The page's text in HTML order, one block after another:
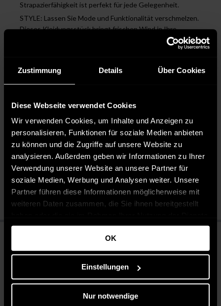
Zustimmung Details Über Cookies
Diese Webseite verwendet Cookies
Wir verwenden Cookies, um Inhalte und Anzeigen zu
personalisieren, Funktionen für soziale Medien anbieten
zu können und die Zugriffe auf unsere Website zu
analysieren. Außerdem geben wir Informationen zu Ihrer
Verwendung unserer Website an unsere Partner für
soziale Medien, Werbung und Analysen weiter. Unsere
Partner führen diese Informationen möglicherweise mit
weiteren Daten zusammen, die Sie ihnen bereitgestellt
gesammelt haben.
OK
Einstellungen
Nur notwendige
Strapazierfähigkeit ist perfekt für jede Gelegenheit.
STYLE: Lassen Sie Mode und Funktionalität verschmelzen.
Dieses Kleidungsstück bringt frischen Wind in Ihre
Garderobe und ist sowohl für den sportlichen Alltag als auch
hoher Präzision und viel Liebe zum Detail in Deutschland
entworfen. Die exzellente Verarbeitung garantiert Ihnen ein
Pflegehinweise
Pflegeleicht 30 °C
Bleichen nicht erlaubt
Nicht chemisch reinigen
Bügeln mit mittlerer Temperatur